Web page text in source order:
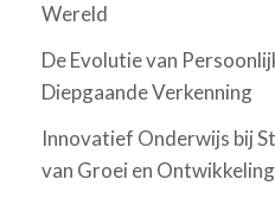
Wereld
De Evolutie van
Diepgaande Verkenning
Innovatief Onderwijs bij
van Groei en Ontwikkeling